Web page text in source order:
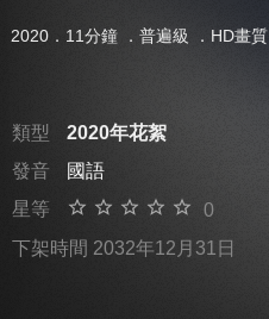
2020．11分鐘 ． 普遍級 ．HD畫質
類型
2020年花絮
發音
國語
星等
0
下架時間 2032年12月31日